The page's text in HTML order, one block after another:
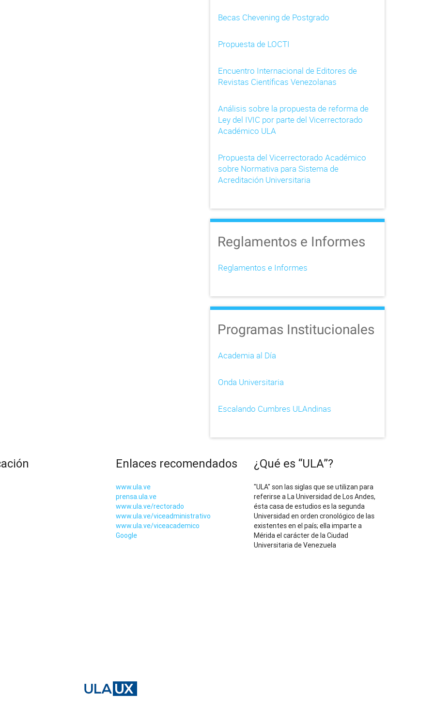
Becas Chevening de Postgrado
Propuesta de LOCTI
Encuentro Internacional de Editores de
Revistas Científicas Venezolanas
Análisis sobre la propuesta de reforma de
Ley del IVIC por parte del Vicerrectorado
Académico ULA
Propuesta del Vicerrectorado Académico
sobre Normativa para Sistema de
Acreditación Universitaria
Reglamentos e Informes
Reglamentos e Informes
Programas Institucionales
Academia al Día
Onda Universitaria
Escalando Cumbres ULAndinas
Enlaces recomendados
www.ula.ve
prensa.ula.ve
www.ula.ve/rectorado
www.ula.ve/viceadministrativo
www.ula.ve/viceacademico
Google
¿Qué es “ULA”?
"ULA" son las siglas que se utilizan para
referirse a La Universidad de Los Andes,
ésta casa de estudios es la segunda
Universidad en orden cronológico de las
existentes en el país; ella imparte a
Mérida el carácter de la Ciudad
Universitaria de Venezuela